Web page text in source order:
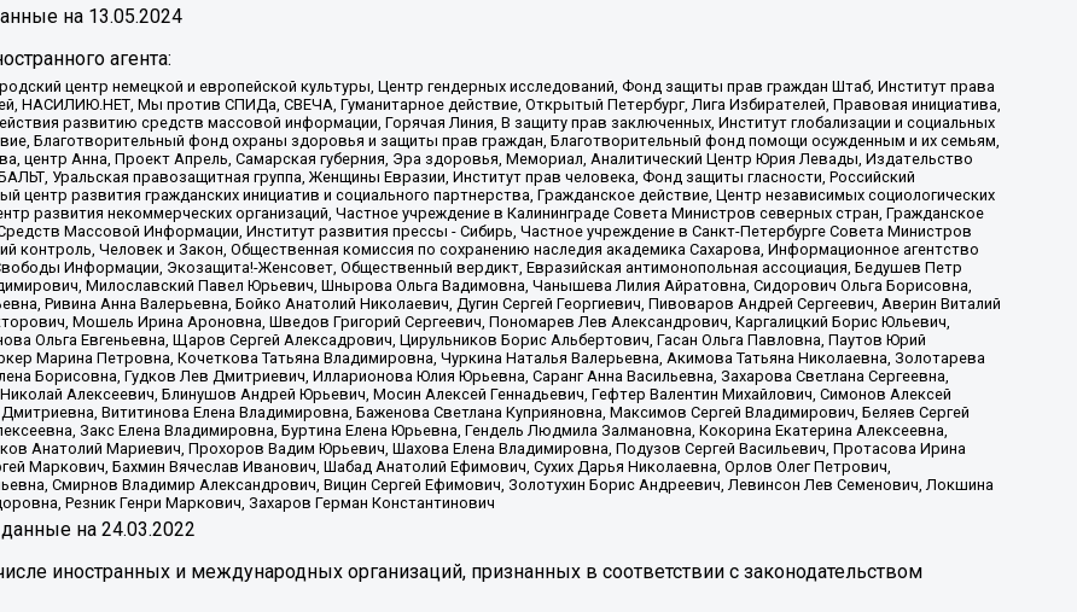
на 13.05.2024
агента:
центр немецкой и европейской культуры, Центр гендерных исследований, Фонд защиты прав граждан Штаб, Институт права
НАСИЛИЮ.НЕТ, Мы против СПИДа, СВЕЧА, Гуманитарное действие, Открытый Петербург, Лига Избирателей, Правовая инициатива,
развитию средств массовой информации, Горячая Линия, В защиту прав заключенных, Институт глобализации и социальных
Благотворительный фонд охраны здоровья и защиты прав граждан, Благотворительный фонд помощи осужденным и их семьям,
центр Анна, Проект Апрель, Самарская губерния, Эра здоровья, Мемориал, Аналитический Центр Юрия Левады, Издательство
Уральская правозащитная группа, Женщины Евразии, Институт прав человека, Фонд защиты гласности, Российский
центр развития гражданских инициатив и социального партнерства, Гражданское действие, Центр независимых социологических
некоммерческих организаций, Частное учреждение в Калининграде Совета Министров северных стран, Гражданское
Массовой Информации, Институт развития прессы - Сибирь, Частное учреждение в Санкт-Петербурге Совета Министров
Человек и Закон, Общественная комиссия по сохранению наследия академика Сахарова, Информационное агентство
Информации, Экозащита!-Женсовет, Общественный вердикт, Евразийская антимонопольная ассоциация, Бедушев Петр
Милославский Павел Юрьевич, Шнырова Ольга Вадимовна, Чанышева Лилия Айратовна, Сидорович Ольга Борисовна,
Ривина Анна Валерьевна, Бойко Анатолий Николаевич, Дугин Сергей Георгиевич, Пивоваров Андрей Сергеевич, Аверин Виталий
Мошель Ирина Ароновна, Шведов Григорий Сергеевич, Пономарев Лев Александрович, Каргалицкий Борис Юльевич,
Ольга Евгеньевна, Щаров Сергей Алексадрович, Цирульников Борис Альбертович, Гасан Ольга Павловна, Паутов Юрий
Марина Петровна, Кочеткова Татьяна Владимировна, Чуркина Наталья Валерьевна, Акимова Татьяна Николаевна, Золотарева
Борисовна, Гудков Лев Дмитриевич, Илларионова Юлия Юрьевна, Саранг Анна Васильевна, Захарова Светлана Сергеевна,
Алексеевич, Блинушов Андрей Юрьевич, Мосин Алексей Геннадьевич, Гефтер Валентин Михайлович, Симонов Алексей
Вититинова Елена Владимировна, Баженова Светлана Куприяновна, Максимов Сергей Владимирович, Беляев Сергей
Закс Елена Владимировна, Буртина Елена Юрьевна, Гендель Людмила Залмановна, Кокорина Екатерина Алексеевна,
Анатолий Мариевич, Прохоров Вадим Юрьевич, Шахова Елена Владимировна, Подузов Сергей Васильевич, Протасова Ирина
Маркович, Бахмин Вячеслав Иванович, Шабад Анатолий Ефимович, Сухих Дарья Николаевна, Орлов Олег Петрович,
Смирнов Владимир Александрович, Вицин Сергей Ефимович, Золотухин Борис Андреевич, Левинсон Лев Семенович, Локшина
Резник Генри Маркович, Захаров Герман Константинович
данные на 24.03.2022
иностранных и международных организаций, признанных в соответствии с законодательством